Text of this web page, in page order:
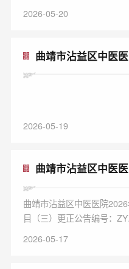
2026-05-20
曲靖市沾益区中医
公告
2026-05-19
曲靖市沾益区中医
场调研摸底项目（...
曲靖市沾益区中医医院
目（三）更正公告编号：
2026-05-17